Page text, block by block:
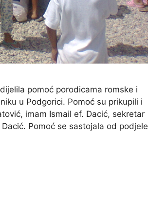
pomoć porodicama romske i
u Podgorici. Pomoć su prikupili i
imam Ismail ef. Dacić, sekretar
Pomoć se sastojala od podjele